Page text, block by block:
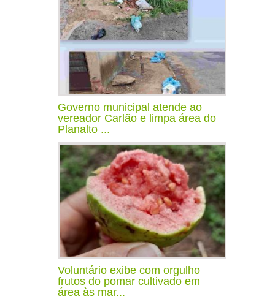
Governo municipal atende ao
vereador Carlão e limpa área do
Planalto ...
Voluntário exibe com orgulho
frutos do pomar cultivado em
área às mar...